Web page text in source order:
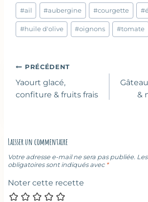
Étiquettes
de
la
#ail #aubergine #courgette #
#huile d'olive #oignons #tomate
Navigation
de
l’article
PRÉCÉDENT
Yaourt glacé,
confiture & fruits frais
&
Laisser un commentaire
Votre adresse e-mail ne sera pas publiée.
obligatoires sont indiqués avec *
Noter cette recette